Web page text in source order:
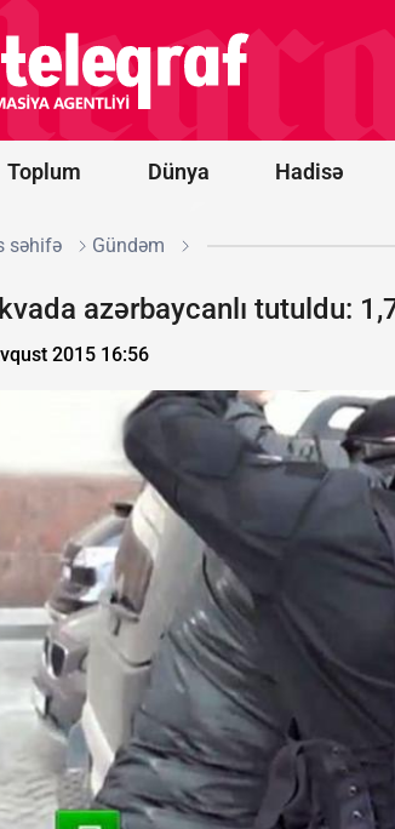
Toplum Dünya Hadisə
və Modi
səhifə Gündəm
azərbaycanlı tutuldu:
2015 16:56